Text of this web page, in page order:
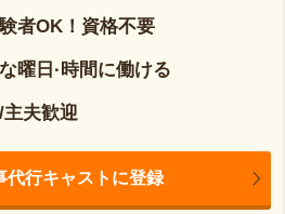
者OK！資格不要
曜日·時間に働ける
夫歓迎
代行キャストに登録